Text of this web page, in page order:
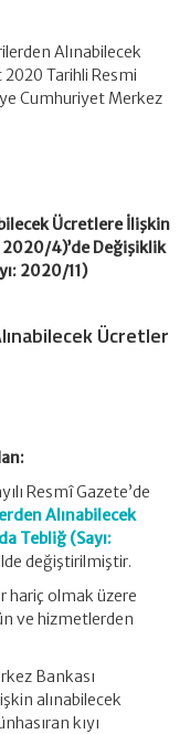
Alınabilecek
Tarihli Resmi
Cumhuriyet Merkez
Ücretlere İlişkin
2020/4)’de Değişiklik
2020/11)
Ücretler
Resmî Gazete’de
Alınabilecek
Tebliğ (Sayı:
değiştirilmiştir.
hariç olmak üzere
ve hizmetlerden
Bankası
alınabilecek
kıyı